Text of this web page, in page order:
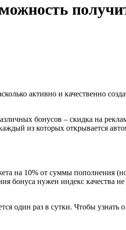
активно и качественно
бонусов – скидка на
из которых открывается
на 10% от суммы пополнения
бонуса нужен индекс качества
один раз в сутки. Чтобы узнать